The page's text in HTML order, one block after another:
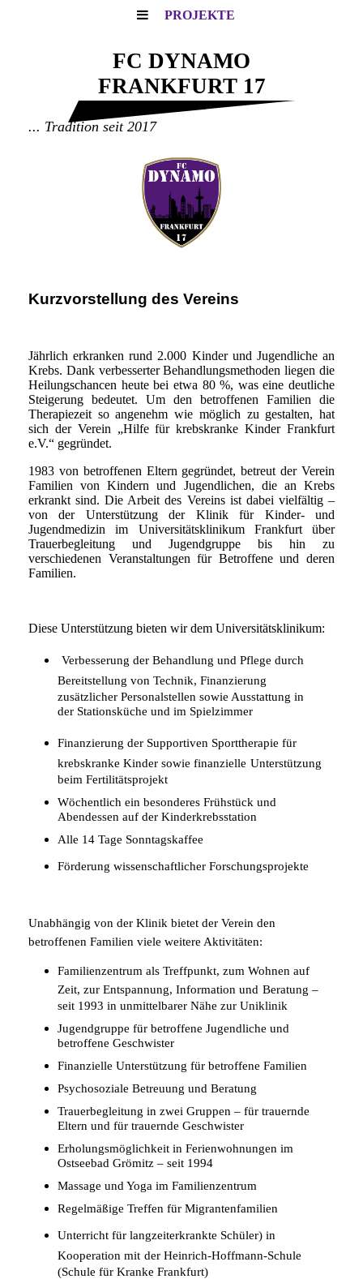
PROJEKTE
FC DYNAMO
FRANKFURT 17
... Tradition seit 2017
Kurzvorstellung des Vereins
Jährlich erkranken rund 2.000 Kinder und Jugendliche an
Krebs. Dank verbesserter Behandlungsmethoden liegen die
Heilungschancen heute bei etwa 80 %, was eine deutliche
Steigerung bedeutet. Um den betroffenen Familien die
Therapiezeit so angenehm wie möglich zu gestalten, hat
sich der Verein „Hilfe für krebskranke Kinder Frankfurt
e.V.“ gegründet.
1983 von betroffenen Eltern gegründet, betreut der Verein
Familien von Kindern und Jugendlichen, die an Krebs
erkrankt sind. Die Arbeit des Vereins ist dabei vielfältig –
von der Unterstützung der Klinik für Kinder- und
Jugendmedizin im Universitätsklinikum Frankfurt über
Trauerbegleitung und Jugendgruppe bis hin zu
verschiedenen Veranstaltungen für Betroffene und deren
Familien.
Diese Unterstützung bieten wir dem Universitätsklinikum:
Verbesserung der Behandlung und Pflege durch
Bereitstellung von Technik, Finanzierung
zusätzlicher Personalstellen sowie Ausstattung in
der Stationsküche und im Spielzimmer
Finanzierung der Supportiven Sporttherapie für
krebskranke Kinder sowie finanzielle Unterstützung
beim Fertilitätsprojekt
Wöchentlich ein besonderes Frühstück und
Abendessen auf der Kinderkrebsstation
Alle 14 Tage Sonntagskaffee
Förderung wissenschaftlicher Forschungsprojekte
Unabhängig von der Klinik bietet der Verein den
betroffenen Familien viele weitere Aktivitäten:
Familienzentrum als Treffpunkt, zum Wohnen auf
Zeit, zur Entspannung, Information und Beratung –
seit 1993 in unmittelbarer Nähe zur Uniklinik
Jugendgruppe für betroffene Jugendliche und
betroffene Geschwister
Finanzielle Unterstützung für betroffene Familien
Psychosoziale Betreuung und Beratung
Trauerbegleitung in zwei Gruppen – für trauernde
Eltern und für trauernde Geschwister
Erholungsmöglichkeit in Ferienwohnungen im
Ostseebad Grömitz – seit 1994
Massage und Yoga im Familienzentrum
Regelmäßige Treffen für Migrantenfamilien
Unterricht für langzeiterkrankte Schüler) in
Kooperation mit der Heinrich-Hoffmann-Schule
(Schule für Kranke Frankfurt)